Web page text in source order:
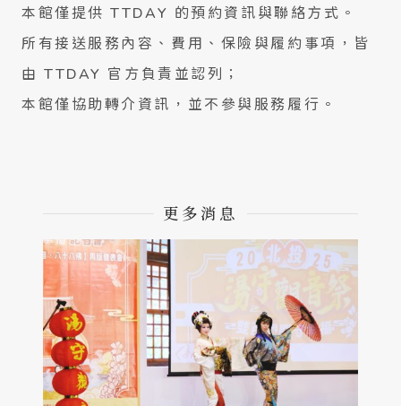
本館僅提供 TTDAY 的預約資訊與聯絡方式。
所有接送服務內容、費用、保險與履約事項，皆
由 TTDAY 官方負責並認列；
本館僅協助轉介資訊，並不參與服務履行。
更多消息